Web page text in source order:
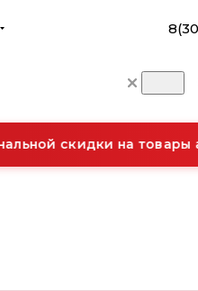
скидки на товары